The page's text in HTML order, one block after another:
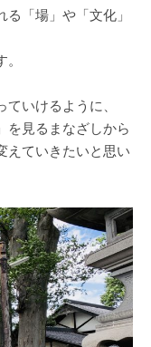
「場」や「文化」
いけるように、
を見るまなざしから
えていきたいと思い